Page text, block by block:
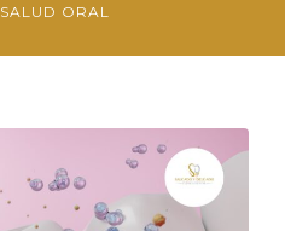
SALUD ORAL